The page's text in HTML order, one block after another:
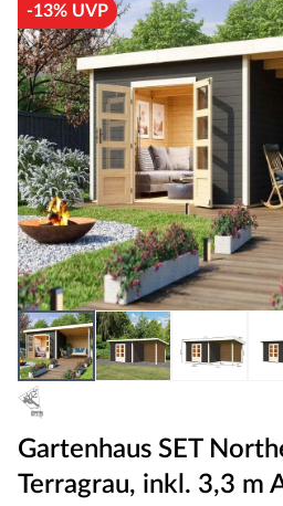
-13% UVP
Gartenhaus SET
Terragrau, inkl. 3,3 m